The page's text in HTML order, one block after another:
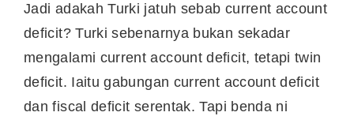
Jadi adakah Turki jatuh sebab current account
deficit? Turki sebenarnya bukan sekadar
mengalami current account deficit, tetapi twin
deficit. Iaitu gabungan current account deficit
dan fiscal deficit serentak. Tapi benda ni